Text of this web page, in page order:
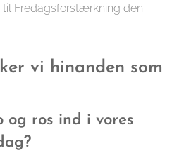
Fredagsforstærkning den
vi hinanden som
ros ind i vores